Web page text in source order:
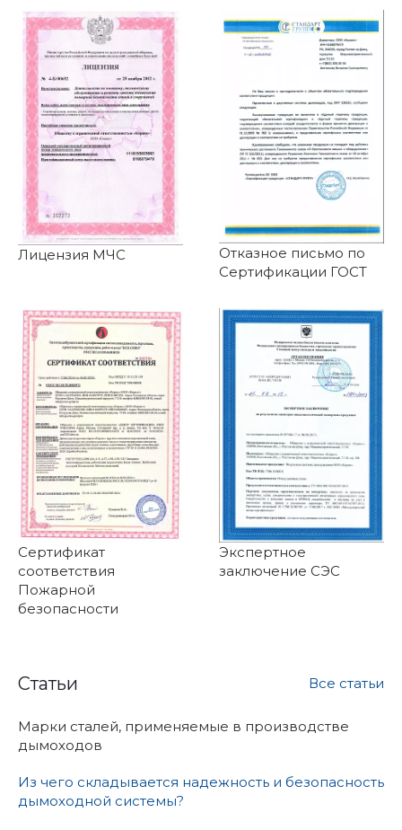
Лицензия МЧС
Отказное письмо по
Сертификации ГОСТ
Сертификат
соответствия
Пожарной
безопасности
Экспертное
заключение СЭС
Статьи Все статьи
Марки сталей, применяемые в производстве
дымоходов
Из чего складывается надежность и безопасность
дымоходной системы?